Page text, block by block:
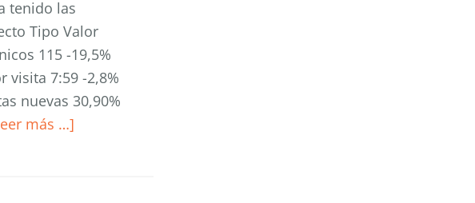
tenido las
Tipo Valor
115 -19,5%
visita 7:59 -2,8%
nuevas 30,90%
más …]